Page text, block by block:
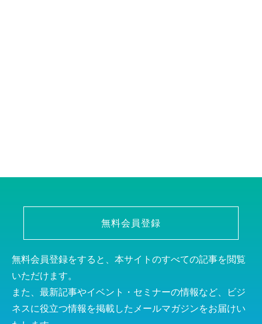
無料会員登録
無料会員登録をすると、本サイトのすべての記事を閲覧
いただけます。
また、最新記事やイベント・セミナーの情報など、ビジ
ネスに役立つ情報を掲載したメールマガジンをお届けい